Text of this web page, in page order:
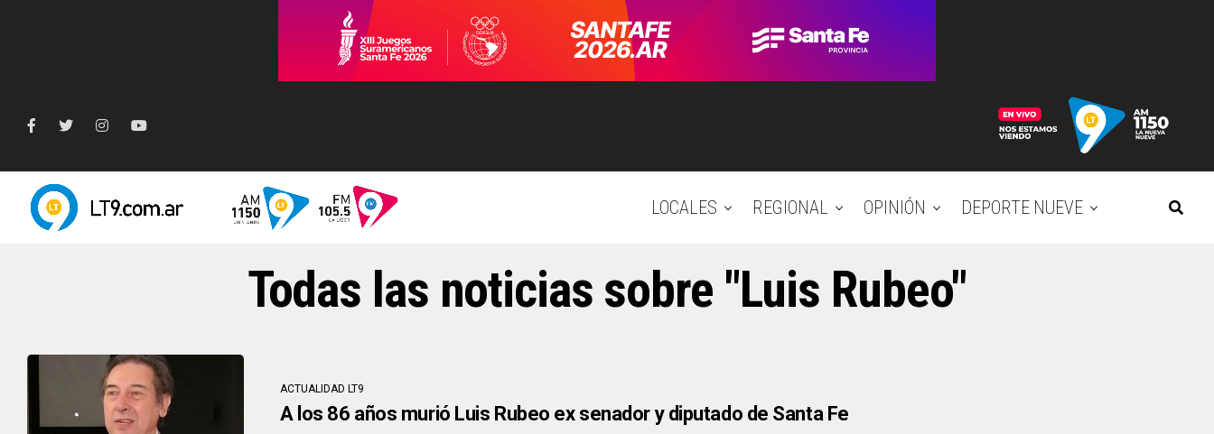
LOCALES REGIONAL OPINIÓN DEPORTE NUEVE
Todas las noticias sobre "Luis Rubeo"
ACTUALIDAD LT9
A los 86 años murió Luis Rubeo ex senador y diputado de Santa Fe